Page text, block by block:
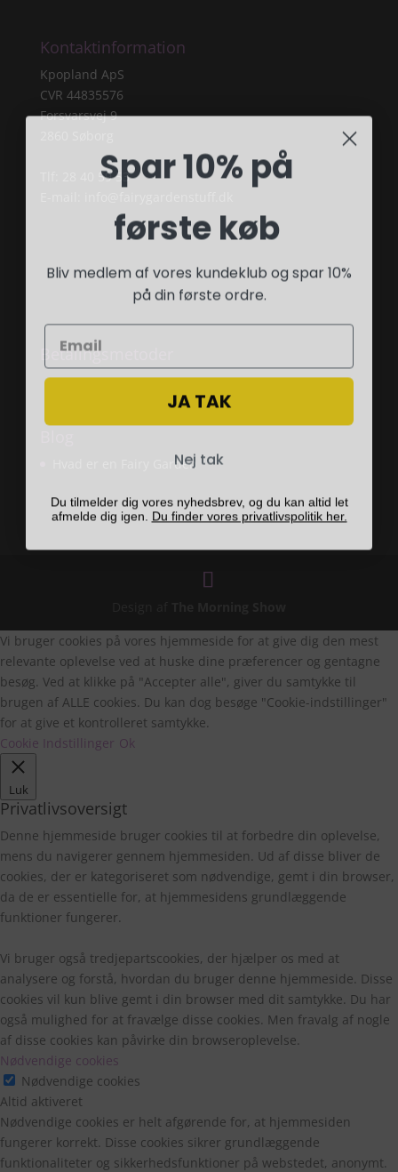
Kontaktinformation
Kpopland ApS
CVR 44835576
Forsvarsvej 9
Tlf: 28 40 59 53
Betalingsmetoder
Hvad er en Fairy Garden
Vi bruger cookies på vores hjemmeside for at give dig den mest
relevante oplevelse ved at huske dine præferencer og gentagne
besøg. Ved at klikke på "Accepter alle", giver du samtykke til
brugen af ALLE cookies. Du kan dog besøge "Cookie-indstillinger"
for at give et kontrolleret samtykke.
Cookie Indstillinger Ok
Luk
Privatlivsoversigt
Denne hjemmeside bruger cookies til at forbedre din oplevelse,
mens du navigerer gennem hjemmesiden. Ud af disse bliver de
cookies, der er kategoriseret som nødvendige, gemt i din browser,
da de er essentielle for, at hjemmesidens grundlæggende
funktioner fungerer.
Vi bruger også tredjepartscookies, der hjælper os med at
analysere og forstå, hvordan du bruger denne hjemmeside. Disse
cookies vil kun blive gemt i din browser med dit samtykke. Du har
også mulighed for at fravælge disse cookies. Men fravalg af nogle
af disse cookies kan påvirke din browseroplevelse.
Nødvendige cookies
Nødvendige cookies
Altid aktiveret
Nødvendige cookies er helt afgørende for, at hjemmesiden
fungerer korrekt. Disse cookies sikrer grundlæggende
funktionaliteter og sikkerhedsfunktioner på webstedet, anonymt.
Spar 10% på
første køb
Bliv medlem af vores kundeklub og spar 10%
på din første ordre.
JA TAK
Nej tak
Du tilmelder dig vores nyhedsbrev, og du kan altid let
afmelde dig igen.Du finder vores privatlivspolitik her.